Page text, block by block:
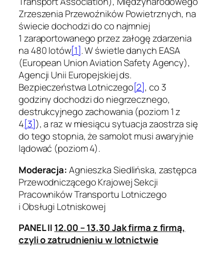
Zrzeszenia Przewoźników Powietrznych, na
świecie dochodzi do co najmniej
1 zaraportowanego przez załogę zdarzenia
na 480 lotów[1]. W świetle danych EASA
(European Union Aviation Safety Agency),
Agencji Unii Europejskiej ds.
Bezpieczeństwa Lotniczego[2], co 3
godziny dochodzi do niegrzecznego,
destrukcyjnego zachowania (poziom 1 z
4[3]), a raz w miesiącu sytuacja zaostrza się
do tego stopnia, że samolot musi awaryjnie
lądować (poziom 4).
Moderacja:Agnieszka Siedlińska, zastępca
Przewodniczącego Krajowej Sekcji
Pracowników Transportu Lotniczego
i Obsługi Lotniskowej
PANEL II 12.00 – 13.30 Jak firma z firmą,
czyli o zatrudnieniu w lotnictwie